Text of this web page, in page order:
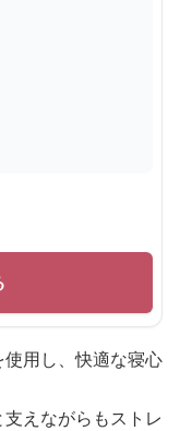
用し、快適な寝心
えながらもストレ